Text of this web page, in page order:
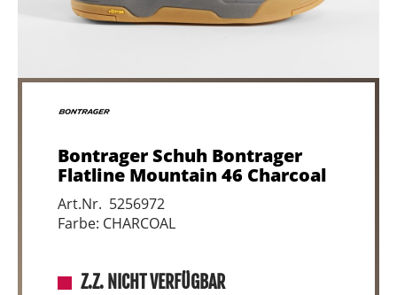
Bontrager Schuh Bontrager
Flatline Mountain 46 Charcoal
Art.Nr. 5256972
Farbe: CHARCOAL
Z.Z. NICHT VERFÜGBAR